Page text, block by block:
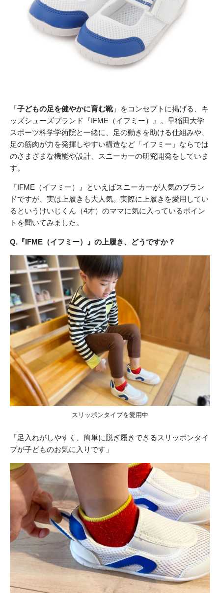
「子どもの足を健やかに育む靴」をコンセプトに掲げる、キ
ッズシューズブランド『IFME（イフミー）』。早稲田大学
スポーツ科学学術院と一緒に、足の動きを助ける仕組みや、
足の筋肉が力を発揮しやすい構造など「イフミー」ならでは
のさまざまな機能や設計、スニーカーの研究開発をしていま
す。
『IFME（イフミー）』といえばスニーカーが人気のブラン
ドですが、実は上履きも大人気。実際に上履きを愛用してい
るというけいじくん（4才）のママに気に入っているポイン
トを聞いてみました。
Q.『IFME（イフミー）』の上履き、どうですか？
スリッポンタイプを愛用中
「足入れがしやすく、簡単に脱ぎ履きできるスリッポンタイ
プが子どものお気に入りです」